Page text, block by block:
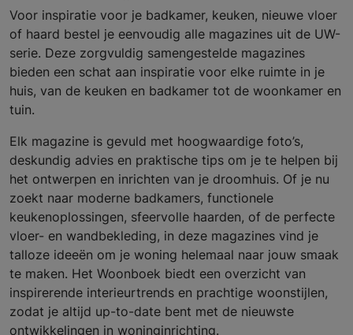
Voor inspiratie voor je badkamer, keuken, nieuwe vloer
of haard bestel je eenvoudig alle magazines uit de UW-
serie. Deze zorgvuldig samengestelde magazines
bieden een schat aan inspiratie voor elke ruimte in je
huis, van de keuken en badkamer tot de woonkamer en
tuin.
Elk magazine is gevuld met hoogwaardige foto’s,
deskundig advies en praktische tips om je te helpen bij
het ontwerpen en inrichten van je droomhuis. Of je nu
zoekt naar moderne badkamers, functionele
keukenoplossingen, sfeervolle haarden, of de perfecte
vloer- en wandbekleding, in deze magazines vind je
talloze ideeën om je woning helemaal naar jouw smaak
te maken. Het Woonboek biedt een overzicht van
inspirerende interieurtrends en prachtige woonstijlen,
zodat je altijd up-to-date bent met de nieuwste
ontwikkelingen in woninginrichting.